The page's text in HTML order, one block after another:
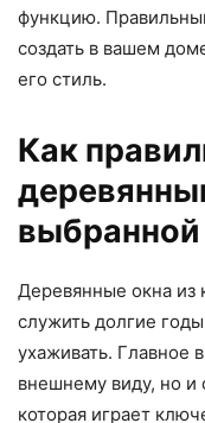
функцию.
создать в вашем
его стиль.
Как
Деревянные окна из
служить долгие
ухаживать. Главное
внешнему виду, но и
которая играет